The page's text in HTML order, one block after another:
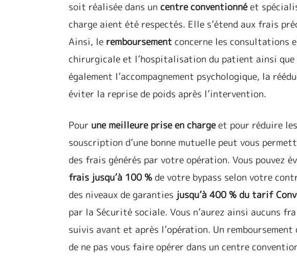
soit réalisée dans uncentre conventionnéet
charge aient été respectés. Elle s’étend aux frais
Ainsi, le remboursement concerne les consultations
chirurgicale et l’hospitalisation du patient ainsi
également l’accompagnement psychologique, la
éviter la reprise de poids après l’intervention.
Pour une meilleure prise en chargeet pour réduire
souscription d’une bonne mutuelle peut vous
des frais générés par votre opération. Vous pouvez
frais jusqu’à 100 % de votre bypass selon votre
des niveaux de garanties jusqu’à 400 % du tarif
par la Sécurité sociale. Vous n’aurez ainsi aucuns
suivis avant et après l’opération. Un remboursement
de ne pas vous faire opérer dans un centre